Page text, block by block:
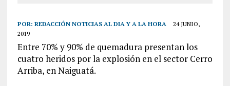
POR: REDACCIÓN NOTICIAS AL DIA Y A LA HORA
24 JUNIO,
2019
Entre 70% y 90% de quemadura presentan los
cuatro heridos por la explosión en el sector Cerro
Arriba, en Naiguatá.